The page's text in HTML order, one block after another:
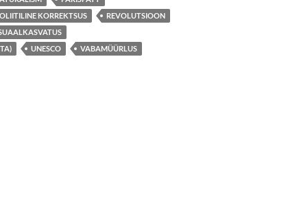
KORREKTSUS
REVOLUTSIOON
UNESCO VABAMÜÜRLUS